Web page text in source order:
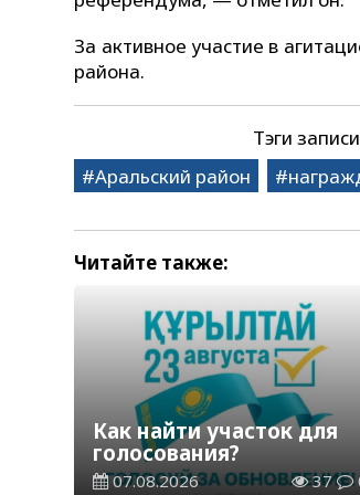
За активное участие в
района.
Тэги
Аральский район
Читайте также:
Как найти участок для
голосования?
07.08.2026 37